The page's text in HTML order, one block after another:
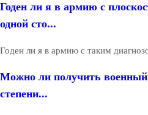
Годен ли я в армию с
одной сто...
Годен ли я в армию с таким
Можно ли получить военный
степени...